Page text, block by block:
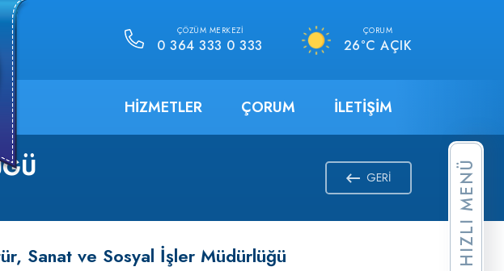
ÇÖZÜM MERKEZI
0 364 333 0 333
ÇORUM
26°C AÇIK
HIZMETLER ÇORUM İLETIŞIM
GERI
Sanat ve Sosyal İşler Müdürlüğü HIZLI MENÜ